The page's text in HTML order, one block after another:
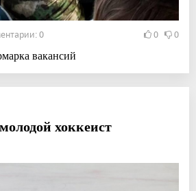
0 0 0
вакансий
хоккеист